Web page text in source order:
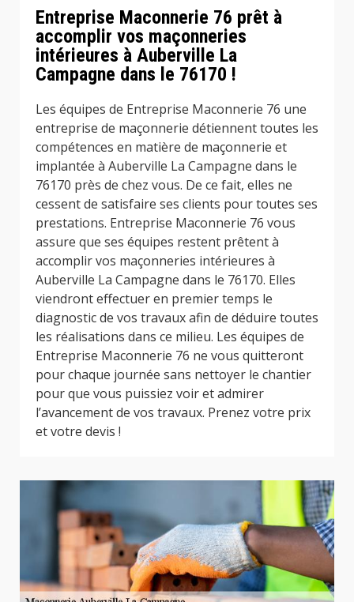
Entreprise Maconnerie 76 prêt à
accomplir vos maçonneries
intérieures à Auberville La
Campagne dans le 76170 !
Les équipes de Entreprise Maconnerie 76 une
entreprise de maçonnerie détiennent toutes les
compétences en matière de maçonnerie et
implantée à Auberville La Campagne dans le
76170 près de chez vous. De ce fait, elles ne
cessent de satisfaire ses clients pour toutes ses
prestations. Entreprise Maconnerie 76 vous
assure que ses équipes restent prêtent à
accomplir vos maçonneries intérieures à
Auberville La Campagne dans le 76170. Elles
viendront effectuer en premier temps le
diagnostic de vos travaux afin de déduire toutes
les réalisations dans ce milieu. Les équipes de
Entreprise Maconnerie 76 ne vous quitteront
pour chaque journée sans nettoyer le chantier
pour que vous puissiez voir et admirer
l’avancement de vos travaux. Prenez votre prix
et votre devis !